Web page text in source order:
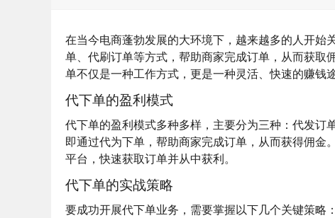
在当今电商蓬勃发展的大环境下，越来越多的人开始
单、代刷订单等方式，帮助商家完成订单，从而获
单不仅是一种工作方式，更是一种灵活、快速的赚钱途
代下单的盈利模式
代下单的盈利模式多种多样，主要分为三种： 代发订
即通过代为下单，帮助商家完成订单，从而获得佣
平台，快速获取订单并从中获利。
代下单的实战策略
要成功开展代下单业务，需要掌握以下几个关键策略：